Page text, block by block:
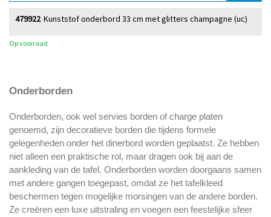
Kunststof onderbord 33 cm met glitters champagne (uc)
479922
Op voorraad
Onderborden
Onderborden, ook wel servies borden of charge platen
genoemd, zijn decoratieve borden die tijdens formele
gelegenheden onder het dinerbord worden geplaatst. Ze hebben
niet alleen een praktische rol, maar dragen ook bij aan de
aankleding van de tafel. Onderborden worden doorgaans samen
met andere gangen toegepast, omdat ze het tafelkleed
beschermen tegen mogelijke morsingen van de andere borden.
Ze creëren een luxe uitstraling en voegen een feestelijke sfeer